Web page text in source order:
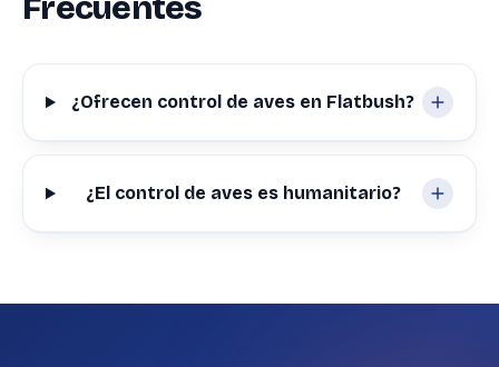
¿Ofrecen control de aves en Flatbush?
¿El control de aves es humanitario?